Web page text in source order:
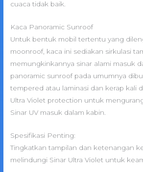
cuaca tidak baik.
Kaca Panoramic Sunroof
Untuk bentuk mobil tertentu yang
moonroof, kaca ini sediakan sirkulasi
memungkinkannya sinar alami masuk
panoramic sunroof pada umumnya
tempered atau laminasi dan kerap kali
Ultra Violet protection untuk
Sinar UV masuk dalam kabin.
Spesifikasi Penting:
Tingkatkan tampilan dan ketenangan
melindungi Sinar Ultra Violet untuk